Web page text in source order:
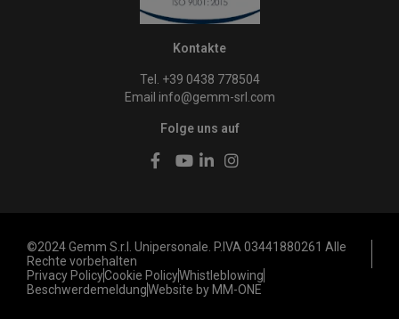
Kontakte
Tel. +39 0438 778504
Email info@gemm-srl.com
Folge uns auf
©2024 Gemm S.r.l. Unipersonale. P.IVA 03441880261 Alle
Rechte vorbehalten
Privacy PolicyCookie PolicyWhistleblowing
BeschwerdemeldungWebsite by MM-ONE